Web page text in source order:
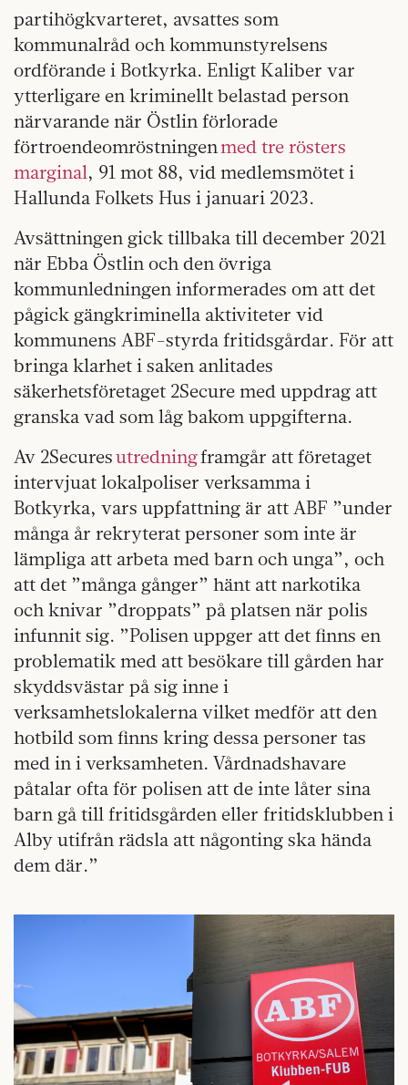
partihögkvarteret, avsattes som
kommunalråd och kommunstyrelsens
ordförande i Botkyrka. Enligt Kaliber var
ytterligare en kriminellt belastad person
närvarande när Östlin förlorade
förtroendeomröstningen med tre rösters
marginal, 91 mot 88, vid medlemsmötet i
Hallunda Folkets Hus i januari 2023.
Avsättningen gick tillbaka till december 2021
när Ebba Östlin och den övriga
kommunledningen informerades om att det
pågick gängkriminella aktiviteter vid
kommunens ABF-styrda fritidsgårdar. För att
bringa klarhet i saken anlitades
säkerhetsföretaget 2Secure med uppdrag att
granska vad som låg bakom uppgifterna.
Av 2Securesutredningframgår att företaget
intervjuat lokalpoliser verksamma i
Botkyrka, vars uppfattning är att ABF ”under
många år rekryterat personer som inte är
lämpliga att arbeta med barn och unga”, och
att det ”många gånger” hänt att narkotika
och knivar ”droppats” på platsen när polis
infunnit sig. ”Polisen uppger att det finns en
problematik med att besökare till gården har
skyddsvästar på sig inne i
verksamhetslokalerna vilket medför att den
hotbild som finns kring dessa personer tas
med in i verksamheten. Vårdnadshavare
påtalar ofta för polisen att de inte låter sina
barn gå till fritidsgården eller fritidsklubben i
Alby utifrån rädsla att någonting ska hända
dem där.”